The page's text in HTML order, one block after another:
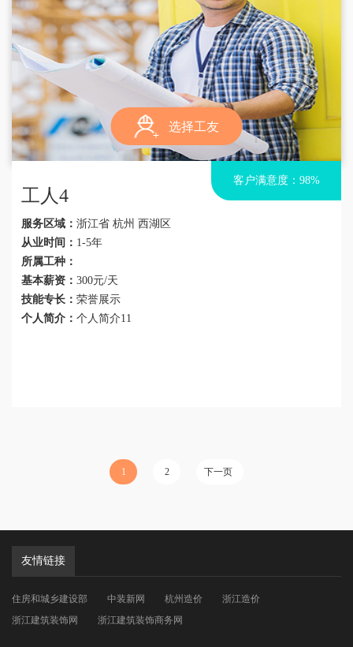
选择工友
客户满意度：98%
工人4
服务区域： 浙江省 杭州 西湖区
从业时间： 1-5年
所属工种：
基本薪资： 300元/天
技能专长： 荣誉展示
个人简介： 个人简介11
1 2 下一页
友情链接
住房和城乡建设部 中装新网 杭州造价
浙江造价
浙江建筑装饰网
浙江建筑装饰商务网